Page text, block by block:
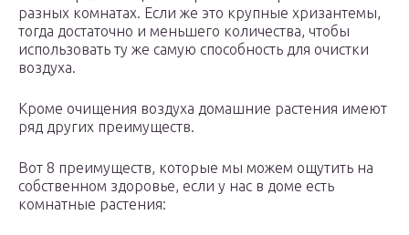
разных комнатах. Если же это крупные хризантемы,
тогда достаточно и меньшего количества, чтобы
использовать ту же самую способность для очистки
воздуха.
Кроме очищения воздуха домашние растения имеют
ряд других преимуществ.
Вот 8 преимуществ, которые мы можем ощутить на
собственном здоровье, если у нас в доме есть
комнатные растения: